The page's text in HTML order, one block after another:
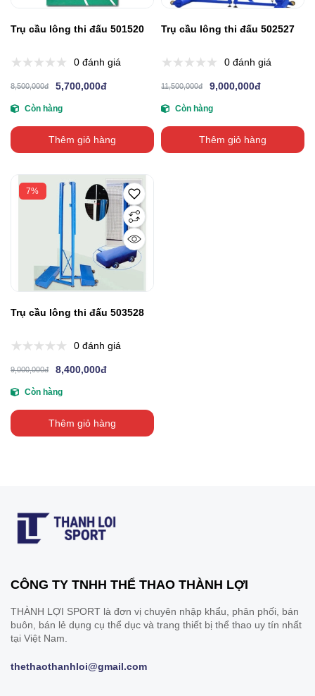
Trụ cầu lông thi đấu 501520
0 đánh giá
8,500,000đ 5,700,000đ
Còn hàng
Thêm giỏ hàng
Trụ cầu lông thi đấu 502527
0 đánh giá
11,500,000đ 9,000,000đ
Còn hàng
Thêm giỏ hàng
7%
Trụ cầu lông thi đấu 503528
0 đánh giá
9,000,000đ 8,400,000đ
Còn hàng
Thêm giỏ hàng
CÔNG TY TNHH THỂ THAO THÀNH LỢI
THÀNH LỢI SPORT là đơn vị chuyên nhập khẩu, phân phối, bán
buôn, bán lẻ dụng cụ thể dục và trang thiết bị thể thao uy tín nhất
tại Việt Nam.
thethaothanhloi@gmail.com